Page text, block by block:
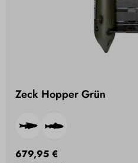
Zeck Hopper Grün
679,95 €